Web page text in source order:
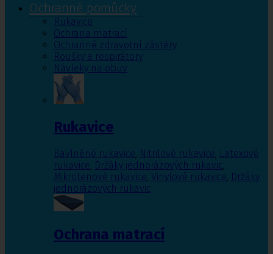
Ochranné pomůcky
Rukavice
Ochrana matrací
Ochranné zdravotní zástěry
Roušky a respirátory
Návleky na obuv
Rukavice
Bavlněné rukavice, Nitrilové rukavice, Latexové
rukavice, Držáky jednorázových rukavic,
Mikrotenové rukavice, Vinylové rukavice, Držáky
jednorázových rukavic
Ochrana matrací